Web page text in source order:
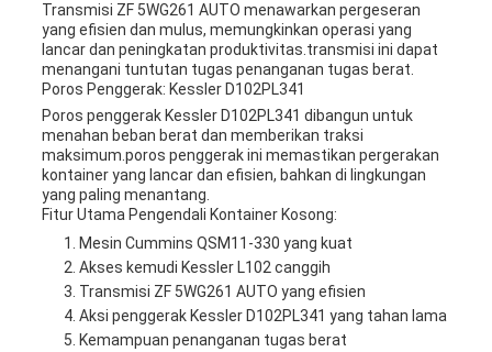
Transmisi ZF 5WG261 AUTO menawarkan pergeseran
yang efisien dan mulus, memungkinkan operasi yang
lancar dan peningkatan produktivitas.transmisi ini dapat
menangani tuntutan tugas penanganan tugas berat.
Poros Penggerak: Kessler D102PL341
Poros penggerak Kessler D102PL341 dibangun untuk
menahan beban berat dan memberikan traksi
maksimum.poros penggerak ini memastikan pergerakan
kontainer yang lancar dan efisien, bahkan di lingkungan
yang paling menantang.
Fitur Utama Pengendali Kontainer Kosong:
Mesin Cummins QSM11-330 yang kuat
Akses kemudi Kessler L102 canggih
Transmisi ZF 5WG261 AUTO yang efisien
Aksi penggerak Kessler D102PL341 yang tahan lama
Kemampuan penanganan tugas berat